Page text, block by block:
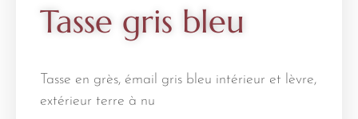
Tasse gris bleu
Tasse en grès, émail gris bleu intérieur et lèvre,
extérieur terre à nu